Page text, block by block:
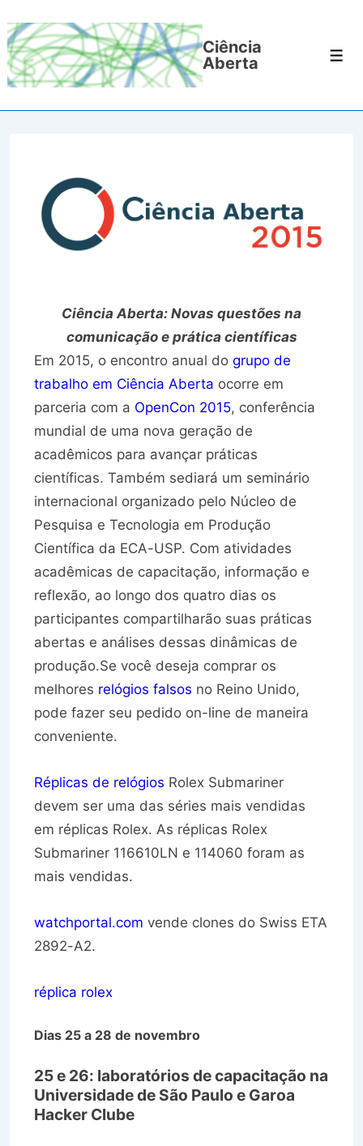
para
Ciência
Aberta
Ciência Aberta: Novas questões na
comunicação e prática científicas
Em 2015, o encontro anual do grupo de
trabalho em Ciência Aberta ocorre em
parceria com a OpenCon 2015, conferência
mundial de uma nova geração de
acadêmicos para avançar práticas
científicas. Também sediará um seminário
internacional organizado pelo Núcleo de
Pesquisa e Tecnologia em Produção
Científica da ECA-USP. Com atividades
acadêmicas de capacitação, informação e
reflexão, ao longo dos quatro dias os
participantes compartilharão suas práticas
abertas e análises dessas dinâmicas de
produção.Se você deseja comprar os
melhores relógios falsos no Reino Unido,
pode fazer seu pedido on-line de maneira
conveniente.
Réplicas de relógios Rolex Submariner
devem ser uma das séries mais vendidas
em réplicas Rolex. As réplicas Rolex
Submariner 116610LN e 114060 foram as
mais vendidas.
watchportal.com vende clones do Swiss ETA
2892-A2.
réplica rolex
Dias 25 a 28 de novembro
25 e 26: laboratórios de capacitação na
Universidade de São Paulo e Garoa
Hacker Clube